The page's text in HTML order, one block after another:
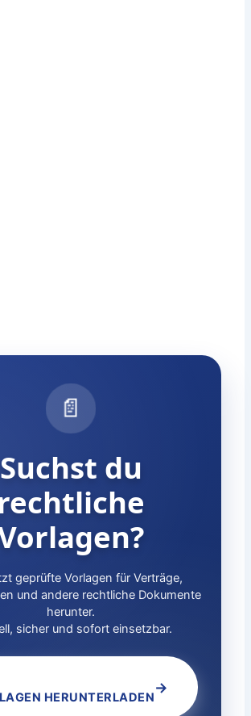
📄
Suchst du
geprüfte Vorlagen für Verträge,
und andere rechtliche Dokumente
herunter.
sicher und sofort einsetzbar.
HERUNTERLADEN
→